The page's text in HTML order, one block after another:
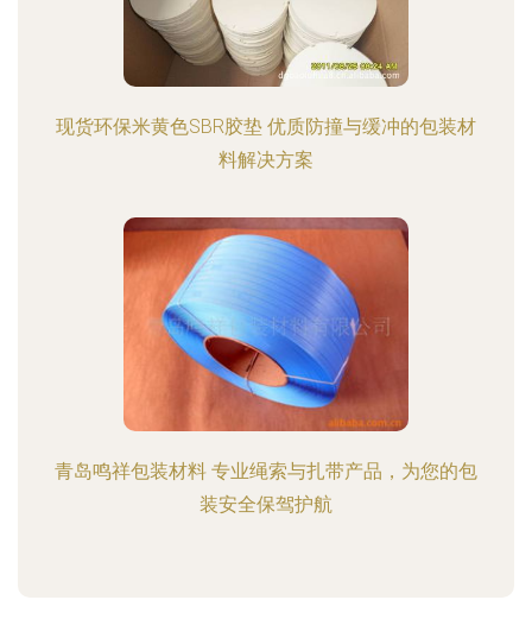
现货环保米黄色SBR胶垫 优质防撞与缓冲的包装材
料解决方案
青岛鸣祥包装材料 专业绳索与扎带产品，为您的包
装安全保驾护航